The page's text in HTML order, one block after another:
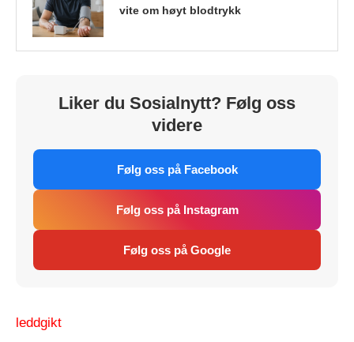
vite om høyt blodtrykk
Liker du Sosialnytt? Følg oss
videre
Følg oss på Facebook
Følg oss på Instagram
Følg oss på Google
leddgikt